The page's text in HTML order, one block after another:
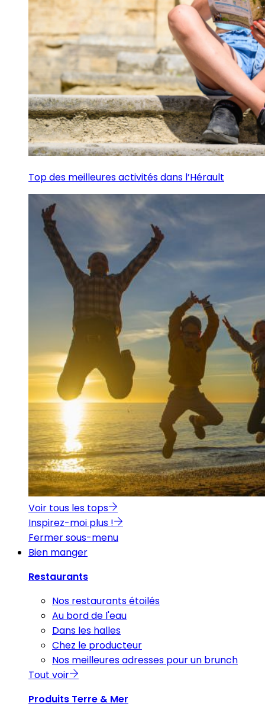
Top des meilleures activités dans l’Hérault
Voir tous les tops
Inspirez-moi plus !
Fermer sous-menu
Bien manger
Restaurants
Nos restaurants étoilés
Au bord de l'eau
Dans les halles
Chez le producteur
Nos meilleures adresses pour un brunch
Tout voir
Produits Terre & Mer